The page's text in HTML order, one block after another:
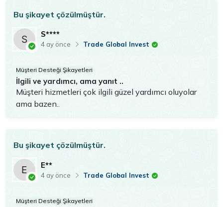
Bu şikayet çözülmüştür.
S****
4 ay önce Trade Global Invest
Müşteri Desteği Şikayetleri
İlgili ve yardımcı, ama yanıt ..
Müşteri hizmetleri çok ilgili güzel yardımcı oluyolar
ama bazen..
Bu şikayet çözülmüştür.
E**
4 ay önce Trade Global Invest
Müşteri Desteği Şikayetleri